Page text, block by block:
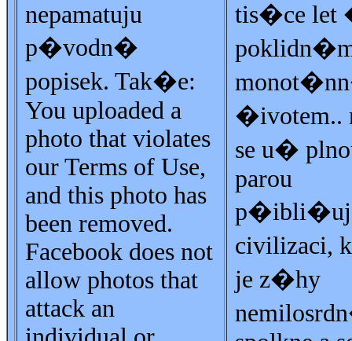
nepamatuju
p�vodn�
popisek. Tak�e:
You uploaded a
photo that violates
our Terms of Use,
and this photo has
been removed.
Facebook does not
allow photos that
attack an
tis�ce
�ivotem..
se u�
parou
civilizaci,
je z�hy